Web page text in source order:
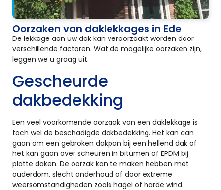
Oorzaken van daklekkages in Ede
De lekkage aan uw dak kan veroorzaakt worden door
verschillende factoren. Wat de mogelijke oorzaken zijn,
leggen we u graag uit.
Gescheurde
dakbedekking
Een veel voorkomende oorzaak van een daklekkage is
toch wel de beschadigde dakbedekking. Het kan dan
gaan om een gebroken dakpan bij een hellend dak of
het kan gaan over scheuren in bitumen of EPDM bij
platte daken. De oorzak kan te maken hebben met
ouderdom, slecht onderhoud of door extreme
weersomstandigheden zoals hagel of harde wind.